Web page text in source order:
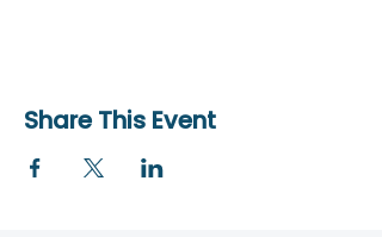
Share This Event